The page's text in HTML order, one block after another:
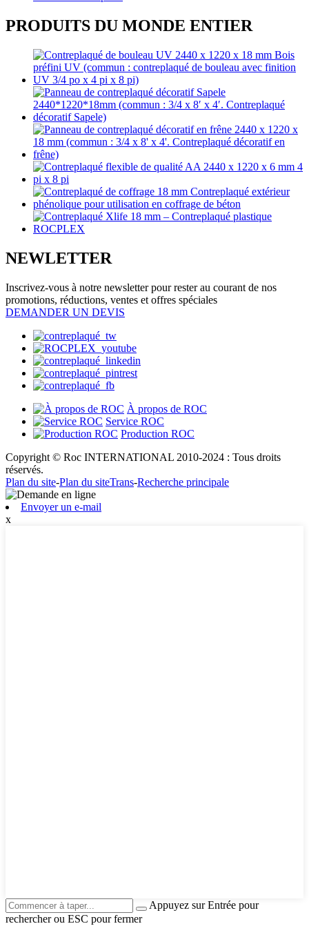
PRODUITS DU MONDE ENTIER
NEWLETTER
Inscrivez-vous à notre newsletter pour rester au courant de nos
promotions, réductions, ventes et offres spéciales
DEMANDER UN DEVIS
À propos de ROC
Service ROC
Production ROC
Copyright © Roc INTERNATIONAL 2010-2024 : Tous droits
réservés.
Plan du site-Plan du siteTrans-Recherche principale
Envoyer un e-mail
x
Appuyez sur Entrée pour
rechercher ou ESC pour fermer